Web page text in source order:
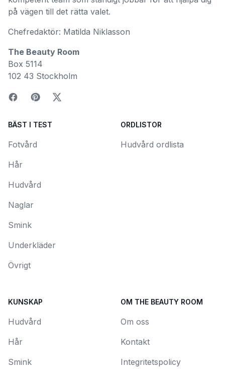
på vägen till det rätta valet.
Chefredaktör: Matilda Niklasson
The Beauty Room
Box 5114
102 43 Stockholm
BÄST I TEST
Fotvård
Hår
Hudvård
Naglar
Smink
Underkläder
Övrigt
ORDLISTOR
Hudvård ordlista
KUNSKAP
Hudvård
Hår
Smink
OM THE BEAUTY ROOM
Om oss
Kontakt
Integritetspolicy